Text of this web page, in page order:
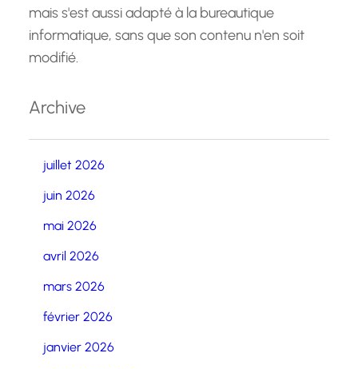
mais s'est aussi adapté à la bureautique
informatique, sans que son contenu n'en soit
modifié.
Archive
juillet 2026
juin 2026
mai 2026
avril 2026
mars 2026
février 2026
janvier 2026